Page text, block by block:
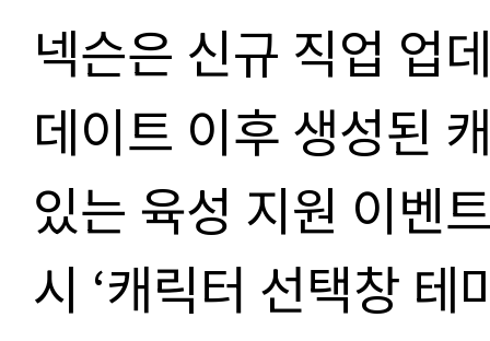
넥슨은 신규 직업 업
데이트 이후 생성된
있는 육성 지원 이벤
시 ‘캐릭터 선택창 테